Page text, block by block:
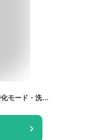
LUNINO 空気清浄機 【2026進級版・ペット特化モード・洗えるフィルター・75畳対応】4層ろ過 脱臭強化 PM2.5自動検知 消臭 除菌 花粉 黄砂 ほこり カビ 集じん ペット臭 排気ガス ウイルス/アレルギー対策 強力浄化 4段風量 タイマー機能 チャイルドロック 1台多役 HEPAフィルター 省エネ 静音 軽量 コンパクト 操作簡単 ギフト 日本語説明書 2年保証